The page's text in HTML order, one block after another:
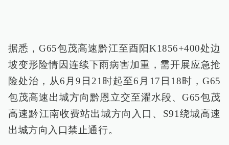
据悉，G65包茂高速黔江至酉阳K1856+400处边
坡变形险情因连续下雨病害加重，需开展应急抢
险处治，从6月9日21时起至6月17日18时，G65
包茂高速出城方向黔恩立交至濯水段、G65包茂
高速黔江南收费站出城方向入口、S91绕城高速
出城方向入口禁止通行。